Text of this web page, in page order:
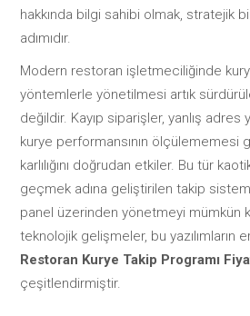
hakkında bilgi sahibi olmak, stratejik
adımıdır.
Modern restoran işletmeciliğinde
yöntemlerle yönetilmesi artık
değildir. Kayıp siparişler, yanlış
kurye performansının ölçülememesi
karlılığını doğrudan etkiler. Bu tür
geçmek adına geliştirilen takip
panel üzerinden yönetmeyi mümkün
teknolojik gelişmeler, bu yazılımların
Restoran Kurye Takip Programı
çeşitlendirmiştir.